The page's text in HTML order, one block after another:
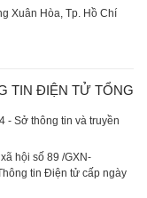
Xuân Hòa, Tp. Hồ Chí
TIN ĐIỆN TỬ TỔNG
- Sở thông tin và truyền
hội số 89 /GXN-
tin Điện tử cấp ngày